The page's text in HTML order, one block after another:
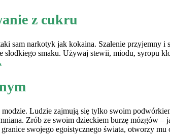
z cukru
sam narkotyk jak kokaina. Szalenie przyjemny
słodkiego smaku. Używaj stewii, miodu, syropu
Ludzie zajmują się tylko swoim
Zrób ze swoim dzieckiem burzę mózgów
swojego egoistycznego świata, otworzy